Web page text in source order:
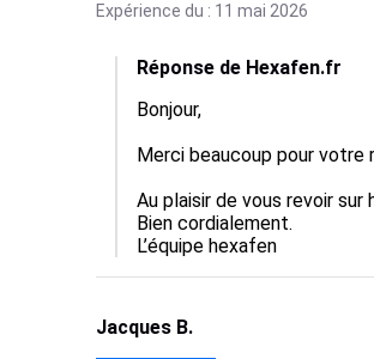
Expérience du : 11 mai 2026
Réponse de Hexafen.fr
Bonjour,
Merci beaucoup pour votre
Au plaisir de vous revoir sur
Bien cordialement.
L’équipe hexafen
Jacques B.